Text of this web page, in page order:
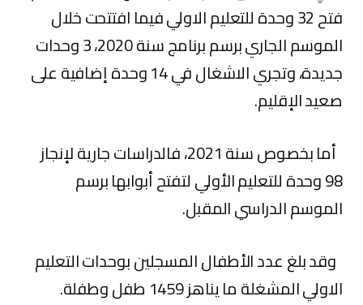
فتح 32 وحدة للتعليم الاولي فيما افتتحت خلال
الموسم الجاري برسم برنامج سنة 2020، 3 وحدات
جديدة، وتجري الاشغال في 14 وحدة إضافية على
صعيد الإقليم.
أما بخصوص سنة 2021، فالدراسات جارية لإنجاز
98 وحدة للتعليم الأولي لتفتح أبوابها برسم
الموسم الدراسي المقبل.
وقد بلغ عدد الأطفال المسجلين بوحدات التعليم
الاولي المشغلة ما يناهز 1459 طفل وطفلة.